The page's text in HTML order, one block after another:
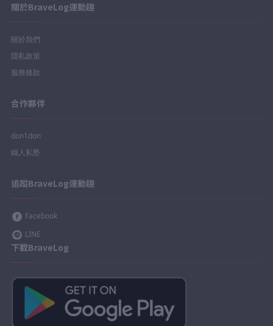
關於BraveLog運動趣
關於我們
隱私政策
服務條款
合作夥伴
don1don
鐵人私塾
追蹤BraveLog運動趣
Facebook
LINE
下載BraveLog